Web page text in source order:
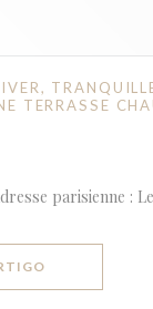
TERRASSE
parisienne :
((ABRE NUMA